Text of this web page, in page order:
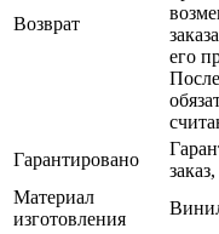
Возврат
его
Гарантировано
Материал
изготовления